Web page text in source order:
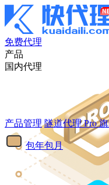
免费代理
产品
国内代理
产品管理 隧道代理Pro
包年包月